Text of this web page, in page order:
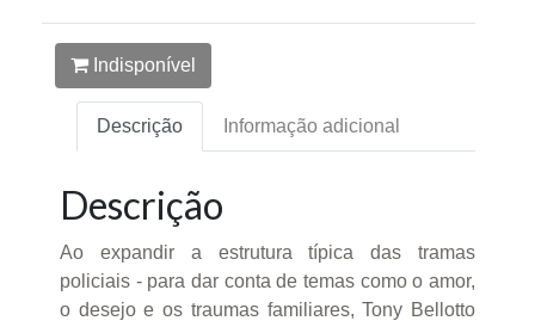
Indisponível
Descrição Informação adicional
Descrição
Ao expandir a estrutura típica das tramas
policiais - para dar conta de temas como o amor,
o desejo e os traumas familiares, Tony Bellotto